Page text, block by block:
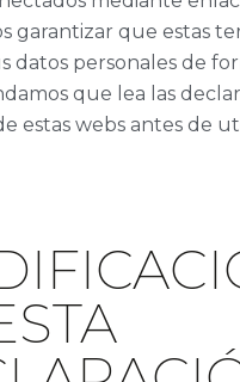
garantizar que estas
datos personales de
que lea las
estas webs antes de